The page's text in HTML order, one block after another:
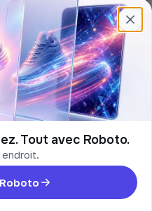
Tout avec Roboto.
endroit.
de
crée.
COMPTE
Connexion
Créer un compte
Mot de passe oublié